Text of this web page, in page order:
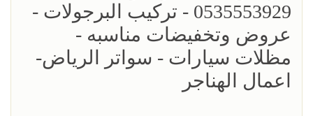
0535553929 - تركيب البرجولات -
عروض وتخفيضات مناسبه -
مظلات سيارات - سواتر الرياض-
اعمال الهناجر